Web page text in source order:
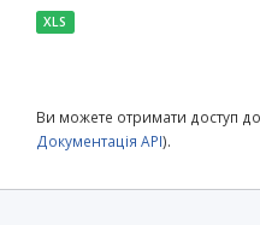
XLS
Ви можете отримати доступ
Документація API).